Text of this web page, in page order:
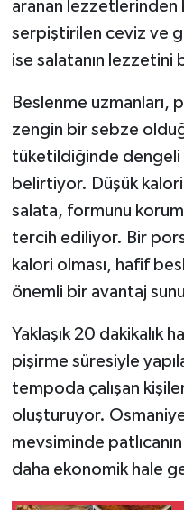
aranan lezzetlerinden
serpiştirilen ceviz ve
ise salatanın lezzetini
Beslenme uzmanları,
zengin bir sebze
tüketildiğinde
belirtiyor. Düşük
salata, formunu
tercih ediliyor. Bir
kalori olması, hafif
önemli bir avantaj
Yaklaşık 20 dakikalık
pişirme süresiyle
tempoda çalışan
oluşturuyor.
mevsiminde
daha ekonomik hale